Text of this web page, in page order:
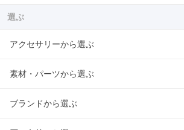
選ぶ
アクセサリーから選ぶ
素材・パーツから選ぶ
ブランドから選ぶ